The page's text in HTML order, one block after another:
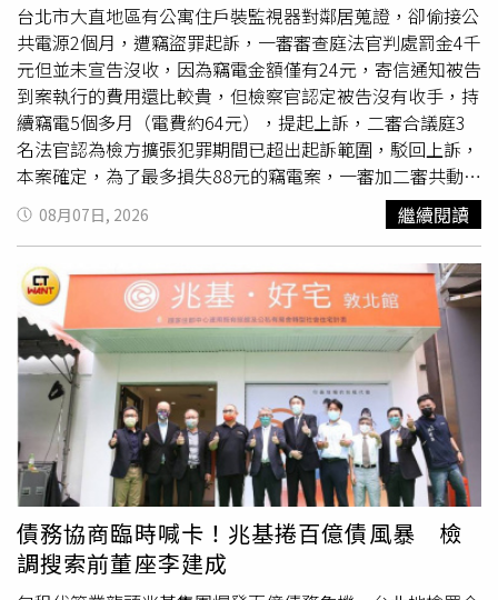
台北市大直地區有公寓住戶裝監視器對鄰居蒐證，卻偷接公
共電源2個月，遭竊盜罪起訴，一審審查庭法官判處罰金4千
元但並未宣告沒收，因為竊電金額僅有24元，寄信通知被告
到案執行的費用還比較貴，但檢察官認定被告沒有收手，持
續竊電5個多月（電費約64元），提起上訴，二審合議庭3
名法官認為檢方擴張犯罪期間已超出起訴範圍，駁回上訴，
本案確定，為了最多損失88元的竊電案，一審加二審共動用
4名法官審案。以汽車多媒體維生的張姓男子，與樓上鄰居
吳姓男子因噪音、環境髒亂問題長期不合並有多起官司，他
認為吳家小孩下樓時會朝他家大門吐口水，在樓梯間裝監視
器，卻被吳姓男子抓到監視器使用公寓的公共插座，因此報
警提告。台北地檢署以竊盜罪起訴張姓男子，他在北院審查
庭上承認竊電，法官以簡易判決處刑，處罰金4千元。犯罪
所得通常會宣告沒收或追徵，一審法官以本案小米監視器的
耗電度、約2個月的用電量算出張姓男子竊取24.192元的電
能「犯罪所得價值低微」，如果開啟沒收程序，掛號通知張
姓男子到案的郵務費用只怕就超過24元，執行成本遠高於沒
收實益，欠缺剝奪被告犯罪利得的重要性，因此不予宣告沒
收及追徵價額。北檢上訴主張，張姓男子被警方約談時就應
該知道偷接公共電源可能犯法，仍未拔掉監視器插頭，直到
一審開準備庭才停止竊電，以此認定他多偷了5個多月的電
力，只罰4千元太輕，應加重改判。二審法官引用刑事訴訟
08月07日, 2026 繼續閱讀
債務協商臨時喊卡！兆基捲百億債風暴 檢
調搜索前董座李建成